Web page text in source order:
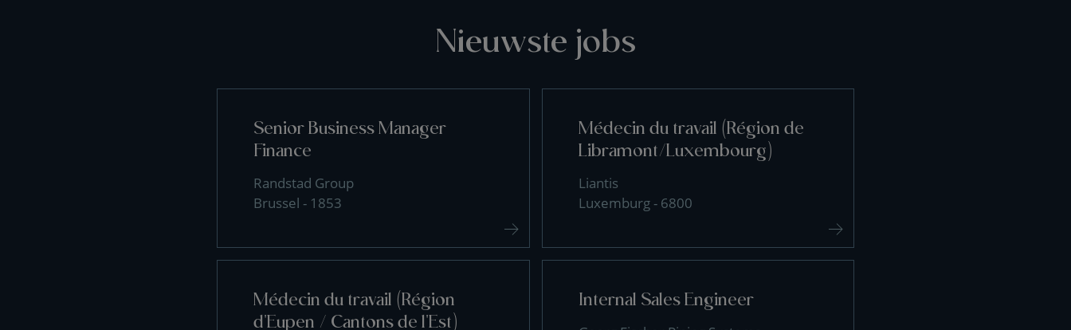
Nieuwste jobs
Senior Business Manager
Finance
Randstad Group
Brussel - 1853
Médecin du travail (Région de
Libramont/Luxembourg)
Liantis
Luxemburg - 6800
Médecin du travail (Région
d'Eupen / Cantons de l'Est)
Internal Sales Engineer